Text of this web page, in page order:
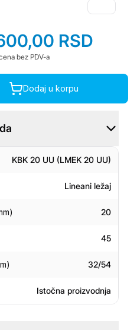
RSD
bez PDV-a
Dodaj u korpu
KBK 20 UU (LMEK 20 UU)
Lineani ležaj
20
45
32/54
Istočna proizvodnja